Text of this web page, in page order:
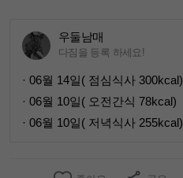
우둘남매
다짐을 등록 하세요!
· 06월 14일( 점심식사 300kcal)
· 06월 10일( 오전간식 78kcal)
· 06월 10일( 저녁식사 255kcal)